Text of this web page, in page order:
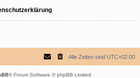
Alle Zeiten sind UTC+02:00
® Forum Software © phpBB Limited